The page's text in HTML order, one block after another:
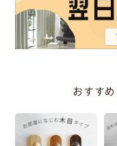
PEANUTS(ス
カーテンもレー
（2倍ヒダ、フラッ
おすす